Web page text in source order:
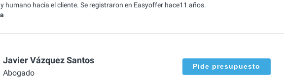
humano hacia el cliente. Se registraron en Easyoffer hace11 años.
Javier Vázquez Santos
Abogado
Pide presupuesto